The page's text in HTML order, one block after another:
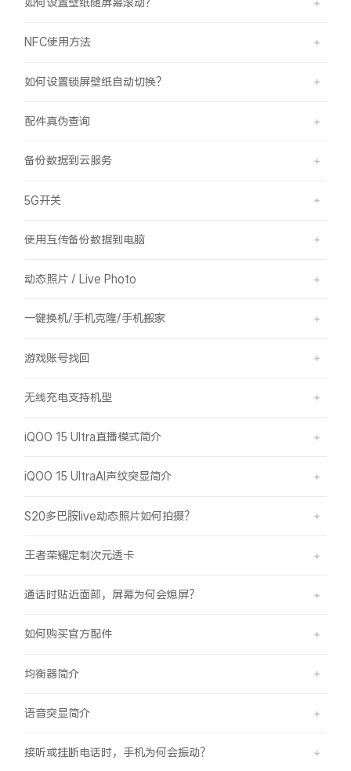
NFC使用方法
如何设置锁屏壁纸自动切换？
配件真伪查询
备份数据到云服务
5G开关
使用互传备份数据到电脑
动态照片 / Live Photo
一键换机/手机克隆/手机搬家
游戏账号找回
无线充电支持机型
iQOO 15 Ultra直播模式简介
iQOO 15 UltraAI声纹突显简介
S20多巴胺live动态照片如何拍摄？
王者荣耀定制次元透卡
通话时贴近面部，屏幕为何会熄屏？
如何购买官方配件
均衡器简介
语音突显简介
接听或挂断电话时，手机为何会振动？